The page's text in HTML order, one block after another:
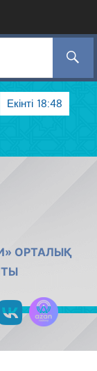
Екінті 18:48
ОРТАЛЫҚ
vk